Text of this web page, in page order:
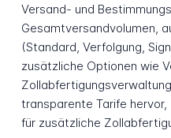
Versand- und
Gesamtversandvolumen,
(Standard, Verfolgung,
zusätzliche Optionen wie
transparente Tarife
für zusätzliche